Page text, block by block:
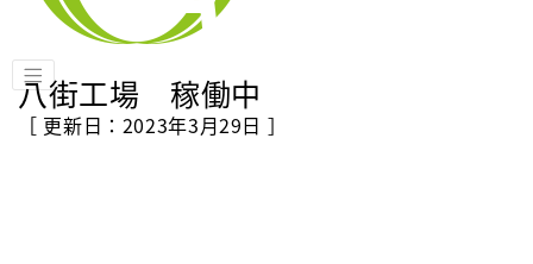
八街工場 稼働中
［ 更新日：2023年3月29日 ］